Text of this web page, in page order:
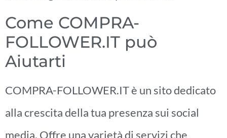
Come COMPRA-
FOLLOWER.IT può
Aiutarti
COMPRA-FOLLOWER.IT è un sito dedicato
alla crescita della tua presenza sui social
media. Offre una varietà di servizi che